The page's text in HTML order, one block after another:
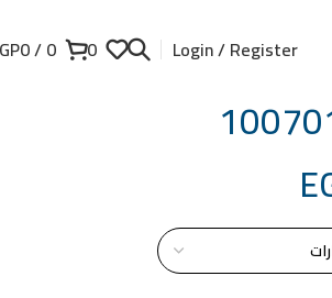
Login / Register
0
0
/
0